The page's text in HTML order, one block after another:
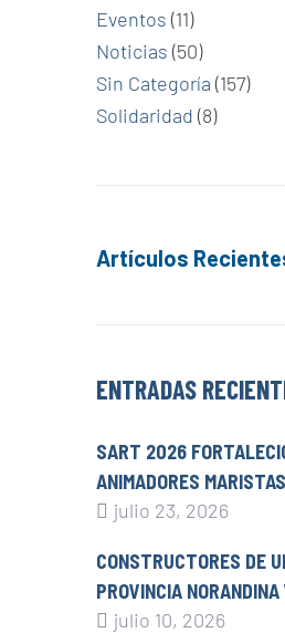
Eventos (11)
Noticias (50)
Sin Categoría (157)
Solidaridad (8)
Artículos
ENTRADAS
SART 2026
ANIMADORES
julio 23, 2026
CONSTRUCTORES DE
PROVINCIA
julio 10, 2026